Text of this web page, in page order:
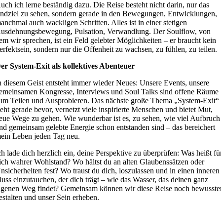
ich lerne beständig dazu. Die Reise besteht nicht darin, nur das
zu sehen, sondern gerade in den Bewegungen, Entwicklungen,
auch wackligen Schritten. Alles ist in einer stetigen
Pulsation, Verwandlung. Der Soulflow, von
wir sprechen, ist ein Feld gelebter Möglichkeiten – er braucht kein
sondern nur die Offenheit zu wachsen, zu fühlen, zu teilen.
System-Exit als kollektives Abenteuer
diesem Geist entsteht immer wieder Neues: Unsere Events, unsere
Kongresse, Interviews und Soul Talks sind offene Räume
Teilen und Ausprobieren. Das nächste große Thema „System-Exit“
gerade bevor, vernetzt viele inspirierte Menschen und bietet Mut,
Wege zu gehen. Wie wunderbar ist es, zu sehen, wie viel Aufbruch
gemeinsam gelebte Energie schon entstanden sind – das bereichert
Leben jeden Tag neu.
lade dich herzlich ein, deine Perspektive zu überprüfen: Was heißt
wahrer Wohlstand? Wo hältst du an alten Glaubenssätzen oder
fest? Wo traust du dich, loszulassen und in einen inneren
einzutauchen, der dich trägt – wie das Wasser, das deinen ganz
Weg findet? Gemeinsam können wir diese Reise noch
und unser Sein erheben.